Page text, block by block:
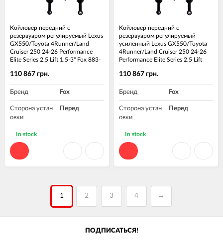
Койловер передний с
резервуаром регулируемый Lexus
GX550/Toyota 4Runner/Land
Cruiser 250 24-26 Performance
Elite Series 2.5 Lift 1.5-3" Fox 883-
110 867 грн.
Бренд Fox
Сторона устан
овки
Перед
Высота подъе
ма, дюйм
In stock
Койловер передний с
резервуаром регулируемый
усиленный Lexus GX550/Toyota
4Runner/Land Cruiser 250 24-26
Performance Elite Series 2.5 Lift
110 867 грн.
Бренд Fox
Сторона устан
овки
Перед
Высота подъе
ма, дюйм
In stock
1 2 3 4 →
ПОДПИСАТЬСЯ!